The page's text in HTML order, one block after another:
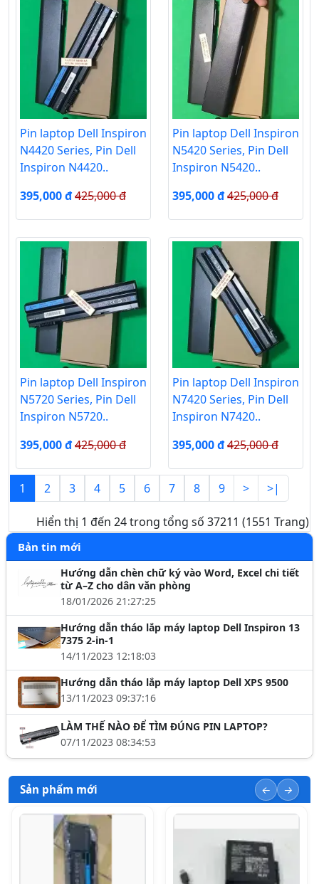
Pin laptop Dell Inspiron
N4420 Series, Pin Dell
Inspiron N4420..
395,000 đ425,000 đ
Pin laptop Dell Inspiron
N5420 Series, Pin Dell
Inspiron N5420..
395,000 đ425,000 đ
Pin laptop Dell Inspiron
N5720 Series, Pin Dell
Inspiron N5720..
395,000 đ425,000 đ
Pin laptop Dell Inspiron
N7420 Series, Pin Dell
Inspiron N7420..
395,000 đ425,000 đ
1 2 3 4 5 6 7 8 9 > >|
Hiển thị 1 đến 24 trong tổng số 37211 (1551 Trang)
Bản tin mới
Hướng dẫn chèn chữ ký vào Word, Excel chi tiết
từ A–Z cho dân văn phòng
18/01/2026 21:27:25
Hướng dẫn tháo lắp máy laptop Dell Inspiron 13
7375 2-in-1
14/11/2023 12:18:03
Hướng dẫn tháo lắp máy laptop Dell XPS 9500
13/11/2023 09:37:16
LÀM THẾ NÀO ĐỂ TÌM ĐÚNG PIN LAPTOP?
07/11/2023 08:34:53
Sản phẩm mới